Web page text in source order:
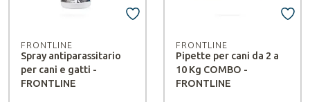
FRONTLINE
Spray antiparassitario
per cani e gatti -
FRONTLINE
FRONTLINE
Pipette per cani da 2 a
10 Kg COMBO -
FRONTLINE